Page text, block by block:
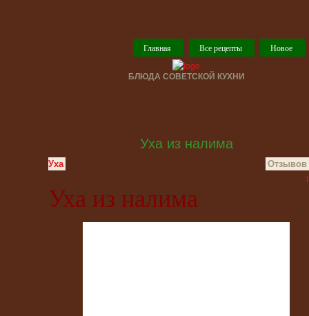
Главная Все рецепты Новое
БЛЮДА СОВЕТСКОЙ КУХНИ
Уха из налима
Уха Отзывов
Уха из налима